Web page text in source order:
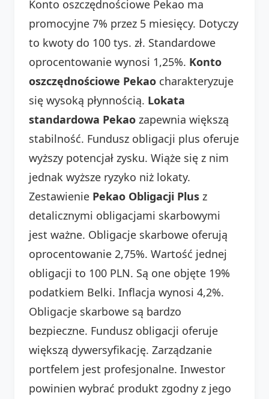
Konto oszczędnościowe Pekao ma
promocyjne 7% przez 5 miesięcy. Dotyczy
to kwoty do 100 tys. zł. Standardowe
oprocentowanie wynosi 1,25%. Konto
oszczędnościowe Pekao charakteryzuje
się wysoką płynnością. Lokata
standardowa Pekao zapewnia większą
stabilność. Fundusz obligacji plus oferuje
wyższy potencjał zysku. Wiąże się z nim
jednak wyższe ryzyko niż lokaty.
Zestawienie Pekao Obligacji Plus z
detalicznymi obligacjami skarbowymi
jest ważne. Obligacje skarbowe oferują
oprocentowanie 2,75%. Wartość jednej
obligacji to 100 PLN. Są one objęte 19%
podatkiem Belki. Inflacja wynosi 4,2%.
Obligacje skarbowe są bardzo
bezpieczne. Fundusz obligacji oferuje
większą dywersyfikację. Zarządzanie
portfelem jest profesjonalne. Inwestor
powinien wybrać produkt zgodny z jego